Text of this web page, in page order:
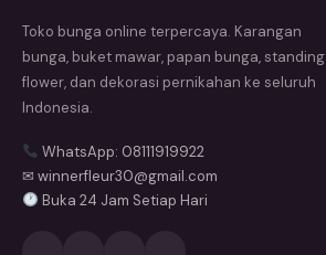
Toko bunga online terpercaya. Karangan
bunga, buket mawar, papan bunga, standing
flower, dan dekorasi pernikahan ke seluruh
Indonesia.
WhatsApp: 08111919922
✉ winnerfleur30@gmail.com
Buka 24 Jam Setiap Hari